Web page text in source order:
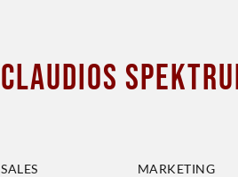
Claudios
SALES